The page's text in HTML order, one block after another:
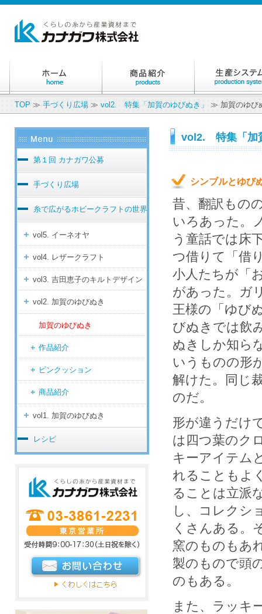
TOP≫手づくり広場≫vol2. 特集「加賀のゆびぬき」≫ 加賀のゆび
vol2. 特集「加
シンブルとゆび
昔、翻訳もの
いろあった。
う童話では床
つ借りて「借
小人たちが「
があった。ガ
王様の「ゆび
びぬきでは飲
ぬきしか知ら
いうものの形
解けた。同じ
のだ。
形が違うだけ
は四つ葉のク
キーアイテム
れることもよ
ることは立派
し、コレクシ
くさんある。
窯のものもあ
製のもので頭
のもある。
また、ラッキ
第１回 カナガワ公募
手づくり広場
糸で広がるホビークラフトの世界
vol5. イーネオヤ
vol4. レザークラフト
vol3. 吉田恵子のキルトデザイン
vol2. 加賀のゆびぬき
加賀のゆびぬき
作品紹介
ピンクッション
商品紹介
vol1. 加賀のゆびぬき
レシピ